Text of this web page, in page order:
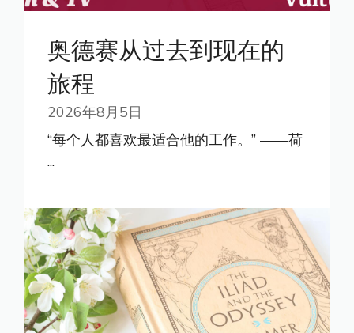
奥德赛从过去到现在的
旅程
2026年8月5日
“每个人都喜欢最适合他的工作。” ——荷
...